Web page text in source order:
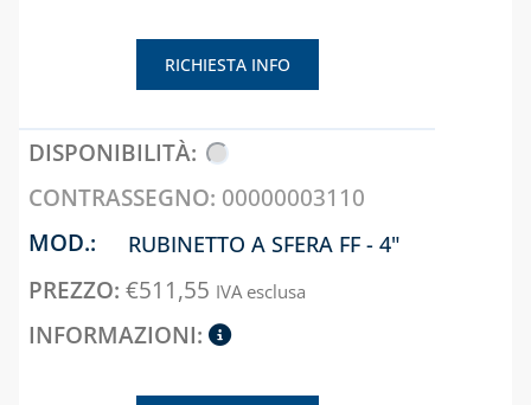
PRODOTTI PER
SALDATURA
RICHIESTA INFO
00000003110
RUBINETTO A SFERA FF - 4"
€511,55 IVA esclusa